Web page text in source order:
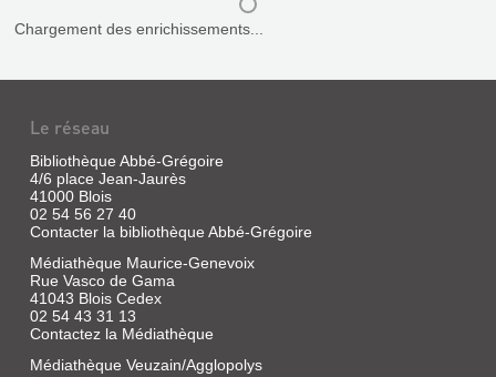
Lévy,
2018
En
regardant
son
père,
Horace
Pink,
les
mauvaises
herbes
autour
de
magnifiques
ÉTOILE
ROUTE
|
Pog
|
Maison
2020
(Pistache)
Grâce
à
l'achat
d'une
Chargement des enrichissements...
Le réseau
Bibliothèque Abbé-Grégoire
4/6 place Jean-Jaurès
41000 Blois
02 54 56 27 40
Contacter la bibliothèque Abbé-Grégoire
Médiathèque Maurice-Genevoix
Rue Vasco de Gama
41043 Blois Cedex
02 54 43 31 13
Contactez la Médiathèque
Médiathèque Veuzain/Agglopolys